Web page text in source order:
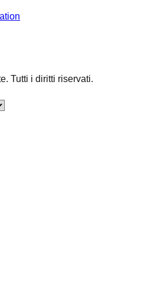
Tutti i diritti riservati.